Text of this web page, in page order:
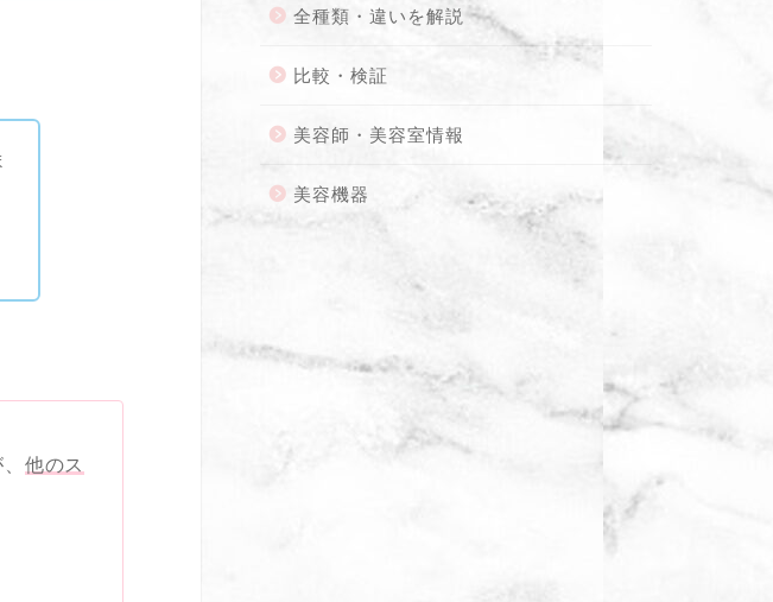
他のス
全種類・違いを解説
比較・検証
美容師・美容室情報
美容機器